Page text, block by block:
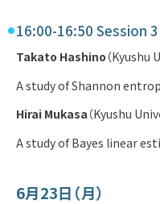
16:00-16:50 Session 3
Takato Hashino （Kyushu
A study of Shannon
Hirai Mukasa （Kyushu
A study of Bayes linear
6月23日（月）